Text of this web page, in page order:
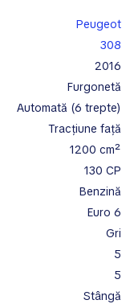
Peugeot
308
2016
furgonetă
automată (6 trepte)
tracțiune față
1200 cm²
130 CP
benzină
Euro 6
gri
5
5
stângă